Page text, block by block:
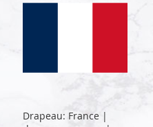
Drapeau: France |